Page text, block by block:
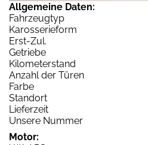
Allgemeine Daten:
Fahrzeugtyp
Karosserieform
Erst-Zul.
Getriebe
Kilometerstand
Anzahl der Türen
Farbe
Standort
Lieferzeit
Unsere Nummer
Motor: